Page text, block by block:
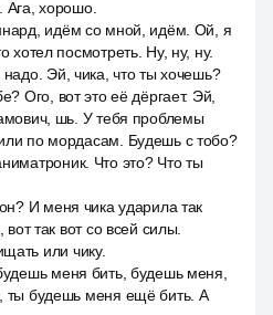
Ага, хорошо.
идём со мной, идём. Ой, я
хотел посмотреть. Ну, ну, ну.
надо. Эй, чика, что ты хочешь?
Ого, вот это её дёргает. Эй,
шь. У тебя проблемы
по мордасам. Будешь с тобо?
Что это? Что ты
И меня чика ударила так
так вот со всей силы.
или чику.
меня бить, будешь меня,
ты будешь меня ещё бить. А